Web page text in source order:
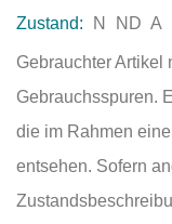
Zustand: N ND A
Gebrauchter Artikel
Gebrauchsspuren.
die im Rahmen
entsehen. Sofern